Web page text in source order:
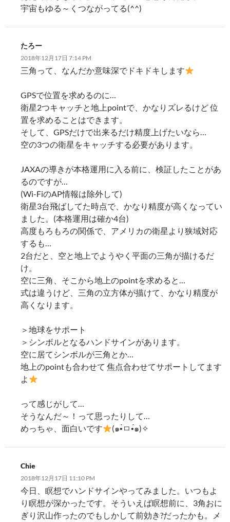
宇宙もゆる～くつながってる(^^)
たろー
2018年12月17日 7:14 PM
三角って、なんだか意味深でドキドキします
GPSで位置を求めるのに…
衛星2つキャッチと地上pointで、かなりズレるけど 位
置を求めることはできます。
そして、GPSだけで出来るだけ精度上げたいなら…
空の3つの衛星をキャッチする必要があります。
JAXAの導きが本格運用に入る前に、検証したことがあ
るのですが…
(Wi-FiのAP情報は除外して)
衛星3台飛ばしてた時点で、かなり精度が高くなってい
ました。(本格運用は確か4台)
高度もろもろの関係で、アメリカの衛星より狭域対応
するも…
2台だと、空と地上でようやく平面の三角が描けるだ
け。
空に三角、そこから地上のpointを求めると…
式は違うけど、三角の立方体が描けて、かなり精度が
高くなります。
＞地球をサポート
＞シンボルとなるハンドサインがあります。
空に居てシンボルが三角とか…
地上のpointも合わせて 焦点合わせてサポートしてます
よ
って感じがして…
そうなんだ～！って思ったりして…
めっちゃ、面白いです
(๑•̀ㅁ•́๑)✧
Chie
2018年12月17日 11:10 PM
今日、瞑想でハンドサインやってみました。いつもよ
り瞑想が深かったです。そういえば瞑想前に、3角おに
ぎり沢山作ったのでもしかして前効き?だったかも。メ